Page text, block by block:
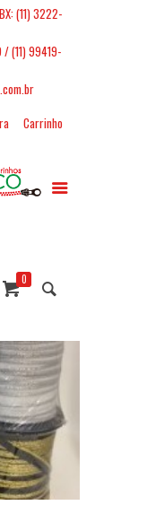
(11) 3222-
/ (11) 99419-
Carrinho
0